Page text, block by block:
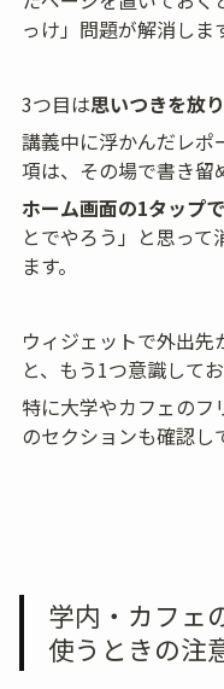
っけ」問題が解消しま
3つ目は思いつきを放
講義中に浮かんだレポ
項は、その場で書き留
ホーム画面の1タップ
とでやろう」と思っ
ます。
ウィジェットで外出
と、もう1つ意識して
特に大学やカフェの
のセクションも確認し
学内・カフェ
使うときの注